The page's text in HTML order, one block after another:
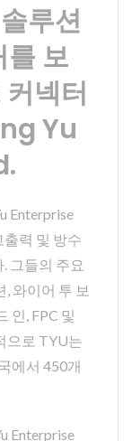
루션
보
넥터
Yu
Enterprise
출력 및 방수
그들의 주요
와이어 투 보
인, FPC 및
으로 TYU는
에서 450개
Enterprise